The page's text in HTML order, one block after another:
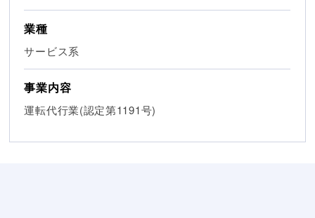
業種
サービス系
事業内容
運転代行業(認定第1191号)